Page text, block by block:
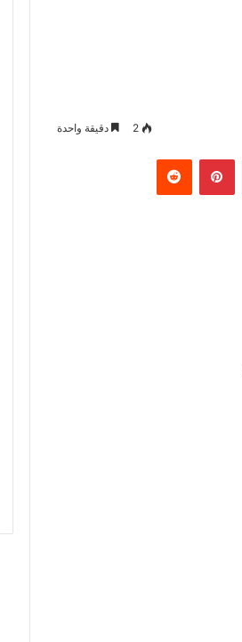
2 دقيقة واحدة
بينتيريست